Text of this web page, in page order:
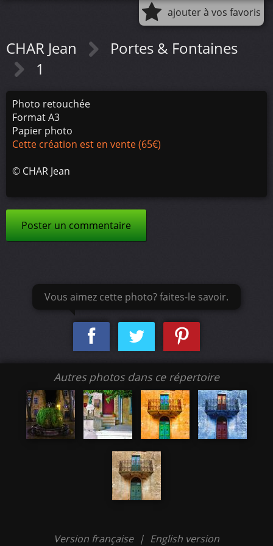
ajouter à vos favoris
CHAR Jean
Portes & Fontaines
1
Photo retouchée
Format A3
Papier photo
Cette création est en vente (65€)
© CHAR Jean
Poster un commentaire
Vous aimez cette photo? faites-le savoir.
Autres photos dans ce répertoire
Version française | English version